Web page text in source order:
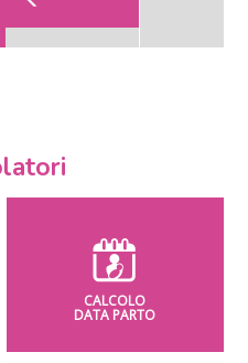
CALCOLO
DATA PARTO